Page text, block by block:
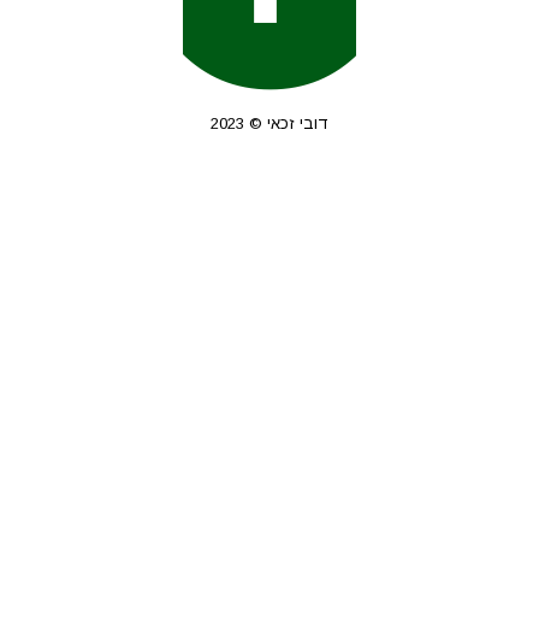
דובי זכאי © 2023